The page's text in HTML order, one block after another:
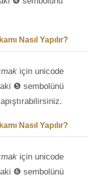
Nasıl Yapılır?
için unicode
❺ sembolünü
Nasıl Yapılır?
için unicode
❻ sembolünü